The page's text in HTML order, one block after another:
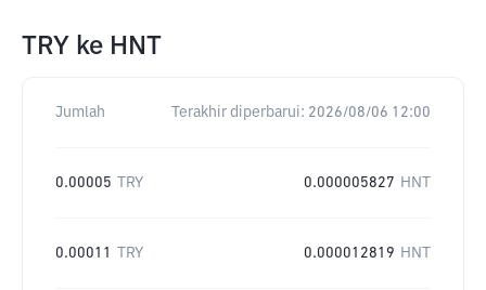
TRY ke HNT
Jumlah Terakhir diperbarui: 2026/08/06 12:00
0.00005 TRY 0.000005827 HNT
0.00011 TRY 0.000012819 HNT